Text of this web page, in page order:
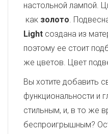
настольной лампой.
как золото.
Light создана из
поэтому ее стоит
же цветов. Цвет
Вы хотите добавить
функциональности и
стильным, и, в то же
беспроигрышным?